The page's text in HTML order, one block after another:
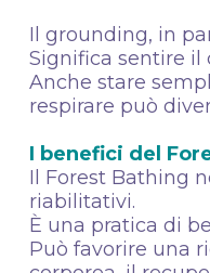
Il grounding, in
Significa sentire il
Anche stare
respirare può
I benefici del
Il Forest Bathing
riabilitativi.
È una pratica di
Può favorire una